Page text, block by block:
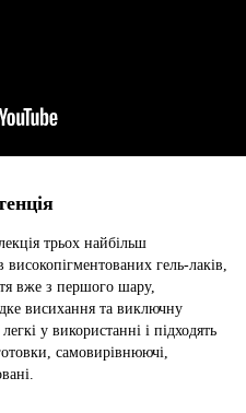
трьох найбільш
гель-лаків,
вже з першого шару,
висихання та виключну
у використанні і підходять
самовирівнюючі,